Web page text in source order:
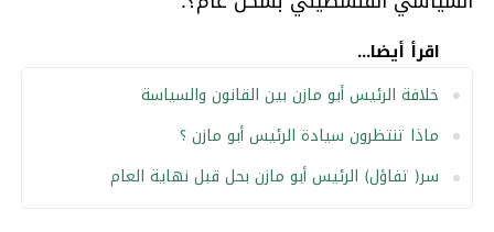
اقرأ أيضا...
خلافة الرئيس أبو مازن بين القانون والسياسة
ماذا تنتظرون سيادة الرئيس أبو مازن ؟
سر( تفاؤل) الرئيس أبو مازن بحل قبل نهاية العام